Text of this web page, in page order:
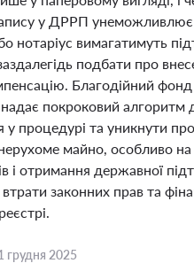
у ДРРП
нотаріус вимагатимуть
подбати про
Благодійний
надає покроковий
у процедурі та уникнути
майно, особливо
і отримання державної
законних прав та
грудня 2025